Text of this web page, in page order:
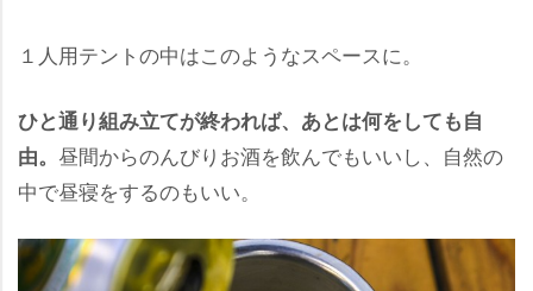
１人用テントの中はこのようなスペースに。
ひと通り組み立てが終われば、あとは何をしても自
由。 昼間からのんびりお酒を飲んでもいいし、自然の
中で昼寝をするのもいい。